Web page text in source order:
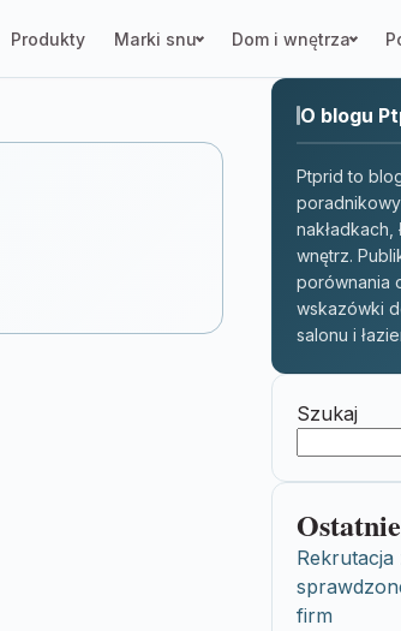
Produkty Marki snu Dom i wnętrza
O blogu
Ptprid to
nakładkach,
wnętrz.
porównania
wskazówki
salonu i
Szukaj
firm